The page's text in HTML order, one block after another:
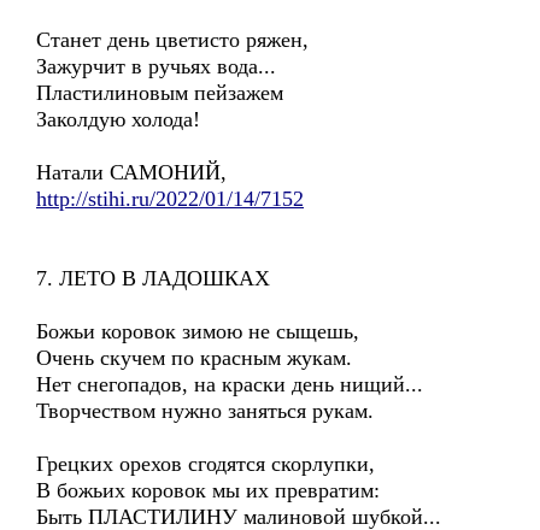
Станет день цветисто ряжен,
Зажурчит в ручьях вода...
Пластилиновым пейзажем
Заколдую холода!
Натали САМОНИЙ,
http://stihi.ru/2022/01/14/7152
7. ЛЕТО В ЛАДОШКАХ
Божьи коровок зимою не сыщешь,
Очень скучем по красным жукам.
Нет снегопадов, на краски день нищий...
Творчеством нужно заняться рукам.
Грецких орехов сгодятся скорлупки,
В божьих коровок мы их превратим:
Быть ПЛАСТИЛИНУ малиновой шубкой...